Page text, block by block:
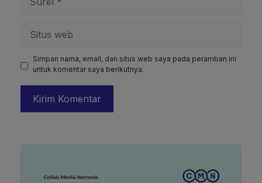
web
Simpan nama, email, dan situs web saya pada peramban ini
untuk komentar saya berikutnya.